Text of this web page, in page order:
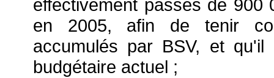
effectivement passés de
en 2005, afin de tenir
accumulés par BSV, et
budgétaire actuel ;